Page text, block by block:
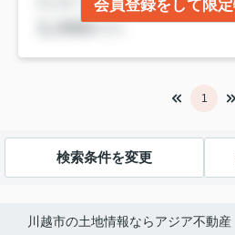
会員登録をして限
1
検索条件を変更
川越市の土地情報ならアジア不動産